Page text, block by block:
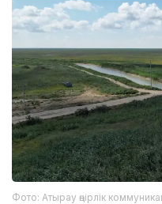
Фото: Атырау өңірлік